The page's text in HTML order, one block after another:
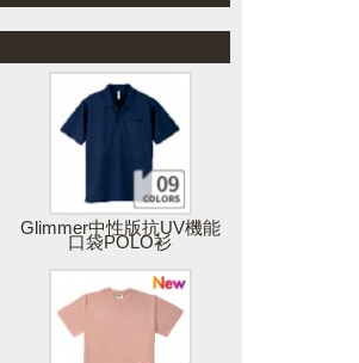
新增水平文字
可以新增水平、垂直或弧形文字到您的設
計作品中，並且可隨時調整文字的字型、
樣式、顏色、輪廓等外觀
可上傳您獨一無二的圖片，圖片品質會影
響最後商品的呈現，因此，Partee建議您
Glimmer中性版抗UV機能
口袋POLO衫